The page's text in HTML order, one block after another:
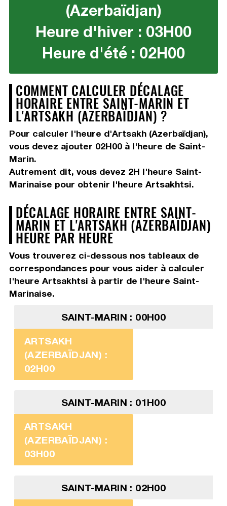
(Azerbaïdjan)
Heure d'hiver : 03H00
Heure d'été : 02H00
COMMENT CALCULER DÉCALAGE
HORAIRE ENTRE SAINT-MARIN ET
L'ARTSAKH (AZERBAÏDJAN) ?
Pour calculer l'heure d'Artsakh (Azerbaïdjan),
vous devez ajouter 02H00à l'heure de Saint-
Marin.
Autrement dit, vous devez 2H l'heure Saint-
Marinaise pour obtenir l'heure Artsakhtsi.
DÉCALAGE HORAIRE ENTRE SAINT-
MARIN ET L'ARTSAKH (AZERBAÏDJAN)
HEURE PAR HEURE
Vous trouverez ci-dessous nos tableaux de
correspondances pour vous aider à calculer
l'heure Artsakhtsi à partir de l'heure Saint-
Marinaise.
SAINT-MARIN : 00H00
ARTSAKH
(AZERBAÏDJAN) :
02H00
SAINT-MARIN : 01H00
ARTSAKH
(AZERBAÏDJAN) :
03H00
SAINT-MARIN : 02H00